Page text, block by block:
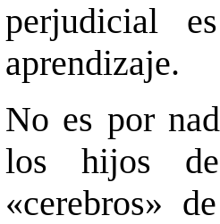
perjudicial
aprendizaje.
No es por
los hijos
«cerebros»